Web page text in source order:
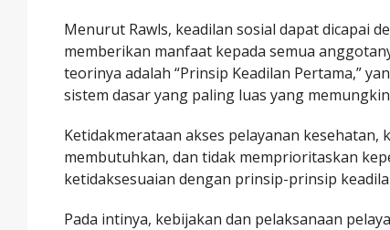
Menurut Rawls, keadilan sosial dapat dicapai
memberikan manfaat kepada semua
teorinya adalah “Prinsip Keadilan Pertama,”
sistem dasar yang paling luas yang
Ketidakmerataan akses pelayanan
membutuhkan, dan tidak memprioritaskan
ketidaksesuaian dengan prinsip-prinsip
Pada intinya, kebijakan dan pelaksanaan